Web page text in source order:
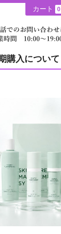
カート 0
購入について